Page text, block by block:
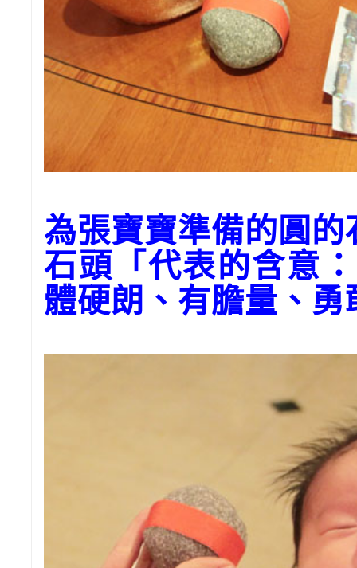
為張寶寶準備的圓
石頭「代表的含意
體硬朗、有膽量、勇